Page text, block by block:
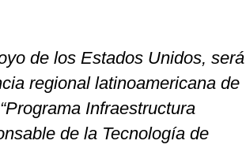
de los Estados Unidos, será
regional latinoamericana de
Infraestructura
de la Tecnología de